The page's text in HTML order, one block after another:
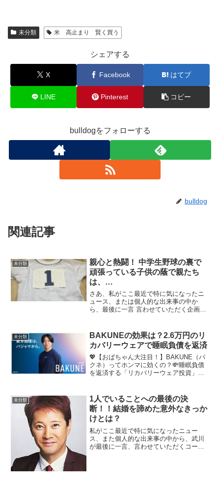
未分類 米 高止まり 賢く買う
シェアする
X Facebook はてブ
LINE Pinterest コピー
bulldogをフォローする
bulldog
関連記事
未分類
親心と熱闘！ 中学生野球の裏で
頑張っている子供の蔭で親たち
は、…
さあ、私がここ最近で特に気になったニ
ュース、または個人的な出来事の中か
ら、最後に一言 言わせていただく企画で
ちは、… 私の次男なんですけれども、中
学3年生、野球部に入...
未分類
BAKUNEの効果は？2.6万円のリ
カバリーウェアで睡眠負債を返済
💖【おばちゃん大注目！】BAKUNE（バ
クネ）ってホンマに効くの？💸睡眠負債
を返済する「リカバリーウェア投資」の
レンド大好き、お金大好き、そして睡眠
大好き（になりたい！...
未分類
1人でいることへの最後の決
断！！結婚を諦めた意外なきっか
けとは？
私がここ最近で特に気になったニュー
ス、また個人的な出来事の中から、武川
が最後に一言、言わせていただくコーナ